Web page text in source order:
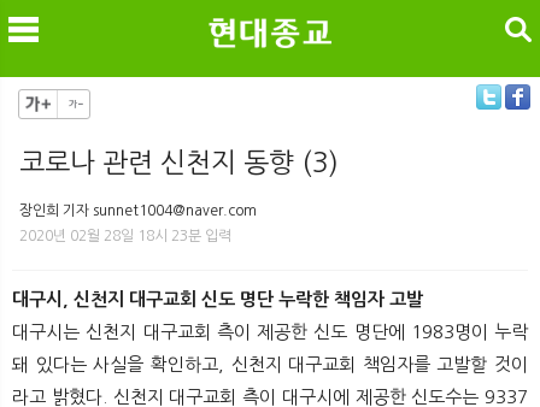
검색
코로나 관련 신천지 동향 (3)
장인희 기자 sunnet1004@naver.com
2020년 02월 28일 18시 23분 입력
대구시, 신천지 대구교회 신도 명단 누락한 책임자 고발
대구시는 신천지 대구교회 측이 제공한 신도 명단에 1983명이 누락
돼 있다는 사실을 확인하고, 신천지 대구교회 책임자를 고발할 것이
라고 밝혔다. 신천지 대구교회 측이 대구시에 제공한 신도수는 9337